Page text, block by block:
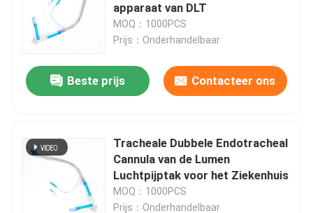
Producten
VR-show
apparaat van DLT
MOQ：1000PCS
Prijs：Onderhandelbaar
Beste prijs Contacteer ons
Tracheale Dubbele Endotracheal
Cannula van de Lumen
Luchtpijptak voor het Ziekenhuis
MOQ：1000PCS
Prijs：Onderhandelbaar